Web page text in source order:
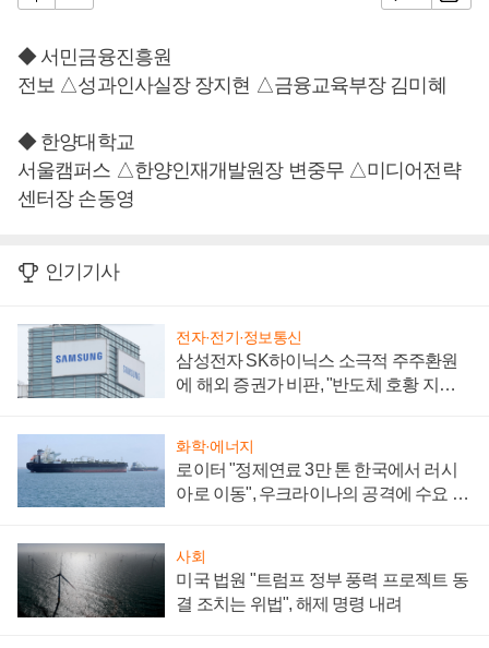
◆ 서민금융진흥원
전보 △성과인사실장 장지현 △금융교육부장 김미혜
◆ 한양대학교
서울캠퍼스 △한양인재개발원장 변중무 △미디어전략
센터장 손동영
인기기사
전자·전기·정보통신
삼성전자 SK하이닉스 소극적 주주환원
에 해외 증권가 비판, "반도체 호황 지속
화학·에너지
로이터 "정제연료 3만 톤 한국에서 러시
아로 이동", 우크라이나의 공격에 수요 늘
사회
미국 법원 "트럼프 정부 풍력 프로젝트 동
결 조치는 위법", 해제 명령 내려